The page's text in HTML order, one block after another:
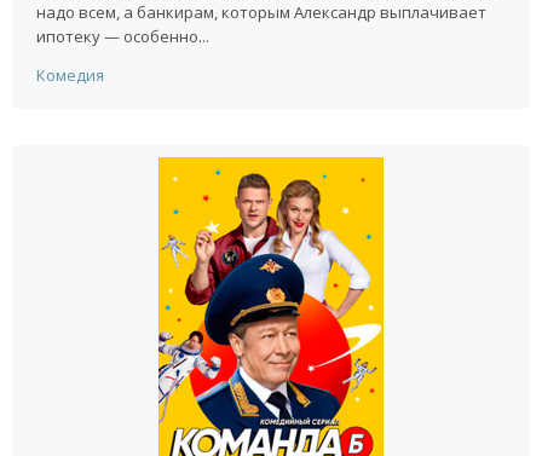
надо всем, а банкирам, которым Александр выплачивает
ипотеку — особенно...
Комедия